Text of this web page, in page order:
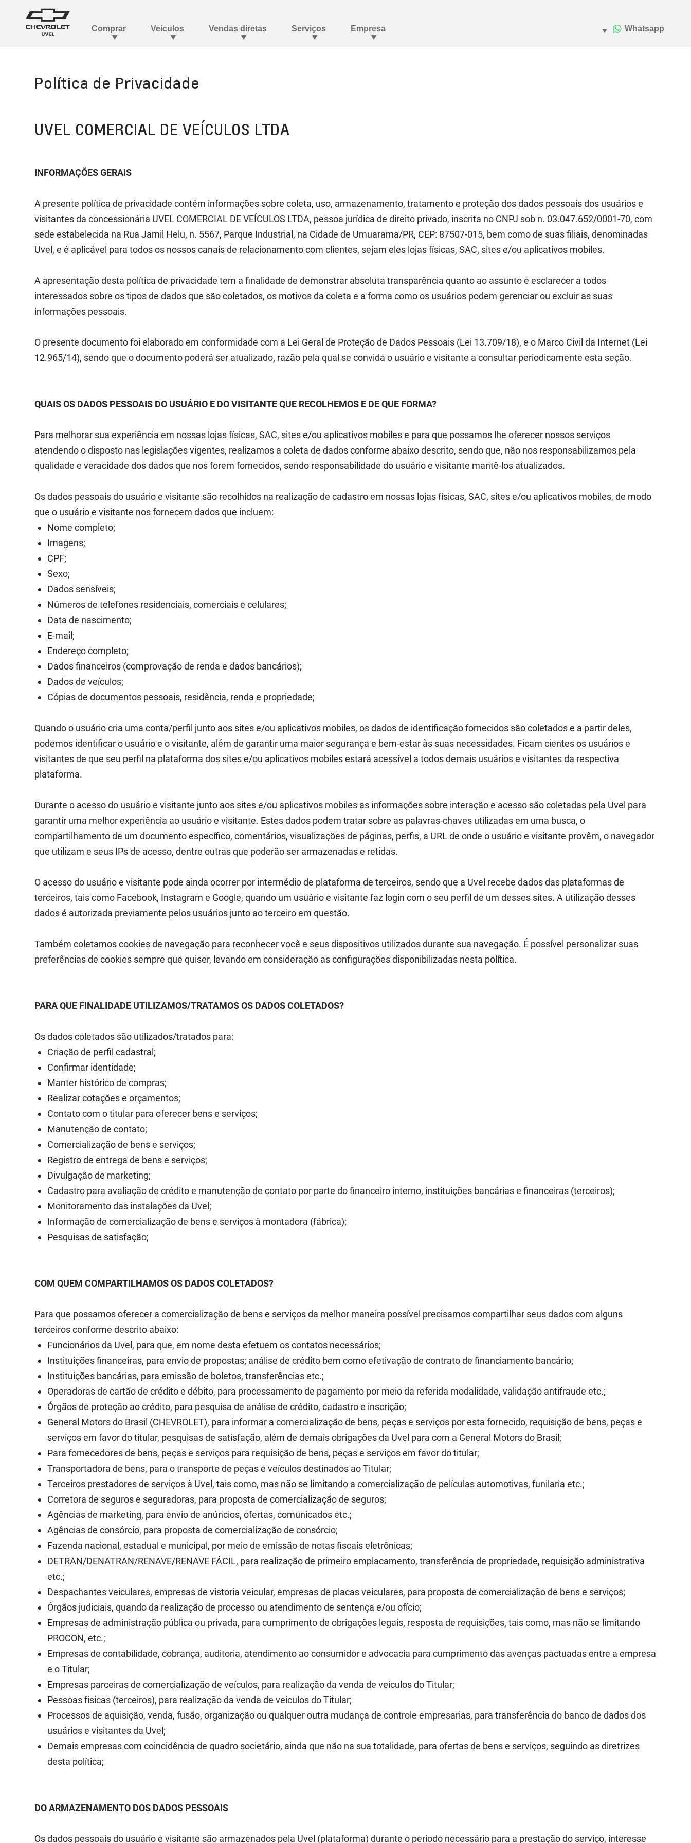
Política de Privacidade
UVEL COMERCIAL DE VEÍCULOS LTDA
INFORMAÇÕES GERAIS
A presente política de privacidade contém informações sobre coleta, uso, armazenamento, tratamento e proteção dos dados pessoais dos usuários e
visitantes da concessionária UVEL COMERCIAL DE VEÍCULOS LTDA, pessoa jurídica de direito privado, inscrita no CNPJ sob n. 03.047.652/0001-70, com
sede estabelecida na Rua Jamil Helu, n. 5567, Parque Industrial, na Cidade de Umuarama/PR, CEP: 87507-015, bem como de suas filiais, denominadas
Uvel, e é aplicável para todos os nossos canais de relacionamento com clientes, sejam eles lojas físicas, SAC, sites e/ou aplicativos mobiles.
A apresentação desta política de privacidade tem a finalidade de demonstrar absoluta transparência quanto ao assunto e esclarecer a todos
interessados sobre os tipos de dados que são coletados, os motivos da coleta e a forma como os usuários podem gerenciar ou excluir as suas
informações pessoais.
O presente documento foi elaborado em conformidade com a Lei Geral de Proteção de Dados Pessoais (Lei 13.709/18), e o Marco Civil da Internet (Lei
12.965/14), sendo que o documento poderá ser atualizado, razão pela qual se convida o usuário e visitante a consultar periodicamente esta seção.
QUAIS OS DADOS PESSOAIS DO USUÁRIO E DO VISITANTE QUE RECOLHEMOS E DE QUE FORMA?
Para melhorar sua experiência em nossas lojas físicas, SAC, sites e/ou aplicativos mobiles e para que possamos lhe oferecer nossos serviços
atendendo o disposto nas legislações vigentes, realizamos a coleta de dados conforme abaixo descrito, sendo que, não nos responsabilizamos pela
qualidade e veracidade dos dados que nos forem fornecidos, sendo responsabilidade do usuário e visitante mantê-los atualizados.
Os dados pessoais do usuário e visitante são recolhidos na realização de cadastro em nossas lojas físicas, SAC, sites e/ou aplicativos mobiles, de modo
que o usuário e visitante nos fornecem dados que incluem:
Nome completo;
Imagens;
CPF;
Sexo;
Dados sensíveis;
Números de telefones residenciais, comerciais e celulares;
Data de nascimento;
E-mail;
Endereço completo;
Dados financeiros (comprovação de renda e dados bancários);
Dados de veículos;
Cópias de documentos pessoais, residência, renda e propriedade;
Quando o usuário cria uma conta/perfil junto aos sites e/ou aplicativos mobiles, os dados de identificação fornecidos são coletados e a partir deles,
podemos identificar o usuário e o visitante, além de garantir uma maior segurança e bem-estar às suas necessidades. Ficam cientes os usuários e
visitantes de que seu perfil na plataforma dos sites e/ou aplicativos mobiles estará acessível a todos demais usuários e visitantes da respectiva
plataforma.
Durante o acesso do usuário e visitante junto aos sites e/ou aplicativos mobiles as informações sobre interação e acesso são coletadas pela Uvel para
garantir uma melhor experiência ao usuário e visitante. Estes dados podem tratar sobre as palavras-chaves utilizadas em uma busca, o
compartilhamento de um documento específico, comentários, visualizações de páginas, perfis, a URL de onde o usuário e visitante provêm, o navegador
que utilizam e seus IPs de acesso, dentre outras que poderão ser armazenadas e retidas.
O acesso do usuário e visitante pode ainda ocorrer por intermédio de plataforma de terceiros, sendo que a Uvel recebe dados das plataformas de
terceiros, tais como Facebook, Instagram e Google, quando um usuário e visitante faz login com o seu perfil de um desses sites. A utilização desses
dados é autorizada previamente pelos usuários junto ao terceiro em questão.
Também coletamos cookies de navegação para reconhecer você e seus dispositivos utilizados durante sua navegação. É possível personalizar suas
preferências de cookies sempre que quiser, levando em consideração as configurações disponibilizadas nesta política.
PARA QUE FINALIDADE UTILIZAMOS/TRATAMOS OS DADOS COLETADOS?
Os dados coletados são utilizados/tratados para:
Criação de perfil cadastral;
Confirmar identidade;
Manter histórico de compras;
Realizar cotações e orçamentos;
Contato com o titular para oferecer bens e serviços;
Manutenção de contato;
Comercialização de bens e serviços;
Registro de entrega de bens e serviços;
Divulgação de marketing;
Cadastro para avaliação de crédito e manutenção de contato por parte do financeiro interno, instituições bancárias e financeiras (terceiros);
Monitoramento das instalações da Uvel;
Informação de comercialização de bens e serviços à montadora (fábrica);
Pesquisas de satisfação;
COM QUEM COMPARTILHAMOS OS DADOS COLETADOS?
Para que possamos oferecer a comercialização de bens e serviços da melhor maneira possível precisamos compartilhar seus dados com alguns
terceiros conforme descrito abaixo:
Funcionários da Uvel, para que, em nome desta efetuem os contatos necessários;
Instituições financeiras, para envio de propostas; análise de crédito bem como efetivação de contrato de financiamento bancário;
Instituições bancárias, para emissão de boletos, transferências etc.;
Operadoras de cartão de crédito e débito, para processamento de pagamento por meio da referida modalidade, validação antifraude etc.;
Órgãos de proteção ao crédito, para pesquisa de análise de crédito, cadastro e inscrição;
General Motors do Brasil (CHEVROLET), para informar a comercialização de bens, peças e serviços por esta fornecido, requisição de bens, peças e
serviços em favor do titular, pesquisas de satisfação, além de demais obrigações da Uvel para com a General Motors do Brasil;
Para fornecedores de bens, peças e serviços para requisição de bens, peças e serviços em favor do titular;
Transportadora de bens, para o transporte de peças e veículos destinados ao Titular;
Terceiros prestadores de serviços à Uvel, tais como, mas não se limitando a comercialização de películas automotivas, funilaria etc.;
Corretora de seguros e seguradoras, para proposta de comercialização de seguros;
Agências de marketing, para envio de anúncios, ofertas, comunicados etc.;
Agências de consórcio, para proposta de comercialização de consórcio;
Fazenda nacional, estadual e municipal, por meio de emissão de notas fiscais eletrônicas;
DETRAN/DENATRAN/RENAVE/RENAVE FÁCIL, para realização de primeiro emplacamento, transferência de propriedade, requisição administrativa
etc.;
Despachantes veiculares, empresas de vistoria veicular, empresas de placas veiculares, para proposta de comercialização de bens e serviços;
Órgãos judiciais, quando da realização de processo ou atendimento de sentença e/ou ofício;
Empresas de administração pública ou privada, para cumprimento de obrigações legais, resposta de requisições, tais como, mas não se limitando
PROCON, etc.;
Empresas de contabilidade, cobrança, auditoria, atendimento ao consumidor e advocacia para cumprimento das avenças pactuadas entre a empresa
e o Titular;
Empresas parceiras de comercialização de veículos, para realização da venda de veículos do Titular;
Pessoas físicas (terceiros), para realização da venda de veículos do Titular;
Processos de aquisição, venda, fusão, organização ou qualquer outra mudança de controle empresarias, para transferência do banco de dados dos
usuários e visitantes da Uvel;
Demais empresas com coincidência de quadro societário, ainda que não na sua totalidade, para ofertas de bens e serviços, seguindo as diretrizes
desta política;
DO ARMAZENAMENTO DOS DADOS PESSOAIS
Os dados pessoais do usuário e visitante são armazenados pela Uvel (plataforma) durante o período necessário para a prestação do serviço, interesse